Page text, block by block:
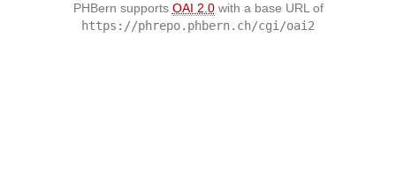
PHBern supports OAI 2.0with a base URL of
https://phrepo.phbern.ch/cgi/oai2